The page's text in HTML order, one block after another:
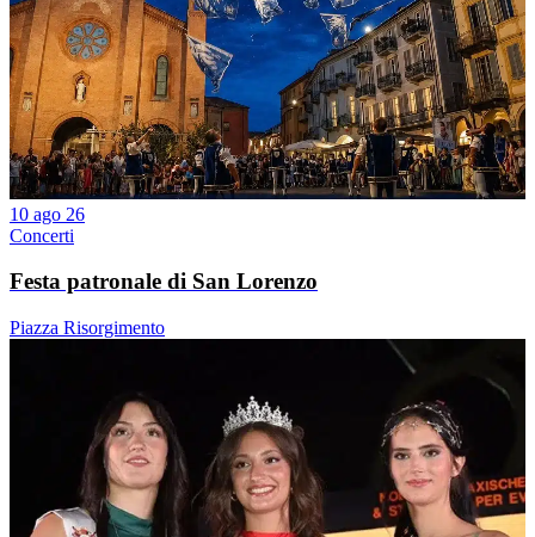
10 ago 26
Concerti
Festa patronale di San Lorenzo
Piazza Risorgimento